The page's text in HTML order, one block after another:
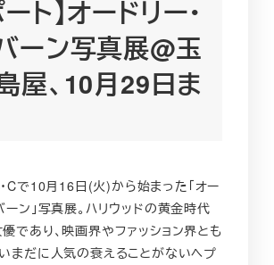
ート】オードリー・
ーン写真展@玉
屋、10月29日ま
Cで10月16日(火)から始まった「オー
ーン」写真展。ハリウッドの黄金時代
であり、映画界やファッション界とも
まだに人気の衰えることがないヘプ